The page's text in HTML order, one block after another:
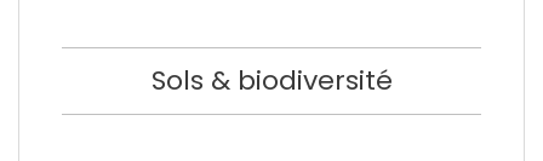
Sols & biodiversité